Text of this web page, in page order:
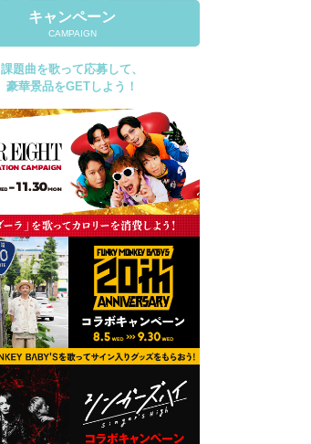
キャンペーン
CAMPAIGN
課題曲を歌って応募して、
豪華景品をGETしよう！